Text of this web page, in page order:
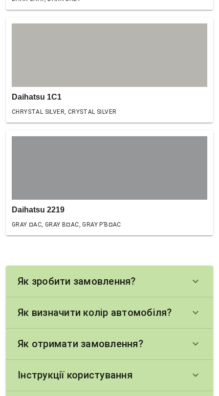
Daihatsu 1C1
CHRYSTAL SILVER, CRYSTAL SILVER
Daihatsu 2219
GRAY ¤AC, GRAY В¤AC, GRAY Р’В¤AC
Як зробити замовлення? keyboard_arrow_down
Як визначити колір автомобіля? keyboard_arrow_down
Як отримати замовлення? keyboard_arrow_down
Інструкції користування keyboard_arrow_down